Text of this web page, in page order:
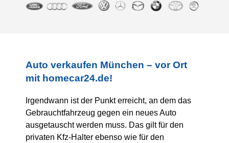
Auto verkaufen München – vor Ort
mit homecar24.de!
Irgendwann ist der Punkt erreicht, an dem das
Gebrauchtfahrzeug gegen ein neues Auto
ausgetauscht werden muss. Das gilt für den
privaten Kfz-Halter ebenso wie für den